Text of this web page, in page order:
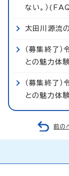
ない。）
太田川源流
（募集終了
との魅力体
（募集終了
との魅力体
前の